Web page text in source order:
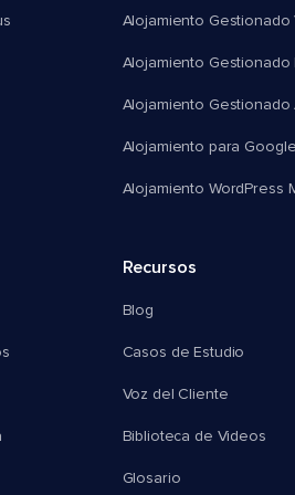
Alojamiento Gestionado
Alojamiento Gestionado
Alojamiento Gestionado
Alojamiento para
Alojamiento WordPress
Recursos
Blog
Casos de Estudio
Voz del Cliente
Biblioteca de Videos
Glosario